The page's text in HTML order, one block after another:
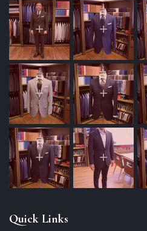
Quick Links